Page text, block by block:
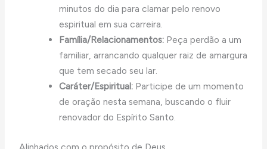
minutos do dia para clamar pelo renovo
espiritual em sua carreira.
Família/Relacionamentos:Peça perdão a um
familiar, arrancando qualquer raiz de amargura
que tem secado seu lar.
Caráter/Espiritual:Participe de um momento
de oração nesta semana, buscando o fluir
renovador do Espírito Santo.
Alinhados com o propósito de Deus